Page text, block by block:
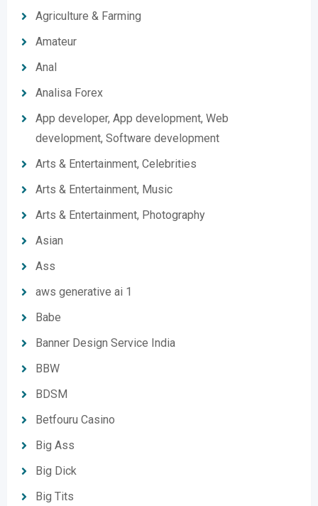
Agriculture & Farming
Amateur
Anal
Analisa Forex
App developer, App development, Web
development, Software development
Arts & Entertainment, Celebrities
Arts & Entertainment, Music
Arts & Entertainment, Photography
Asian
Ass
aws generative ai 1
Babe
Banner Design Service India
BBW
BDSM
Betfouru Casino
Big Ass
Big Dick
Big Tits